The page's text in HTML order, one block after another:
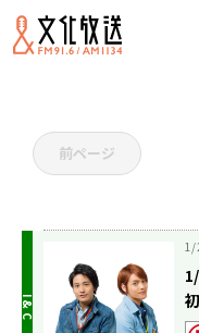
非公開:
前ページ
1/